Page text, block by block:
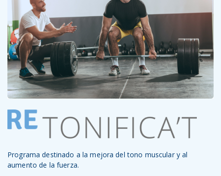
Programa destinado a la mejora del tono muscular y al
aumento de la fuerza.